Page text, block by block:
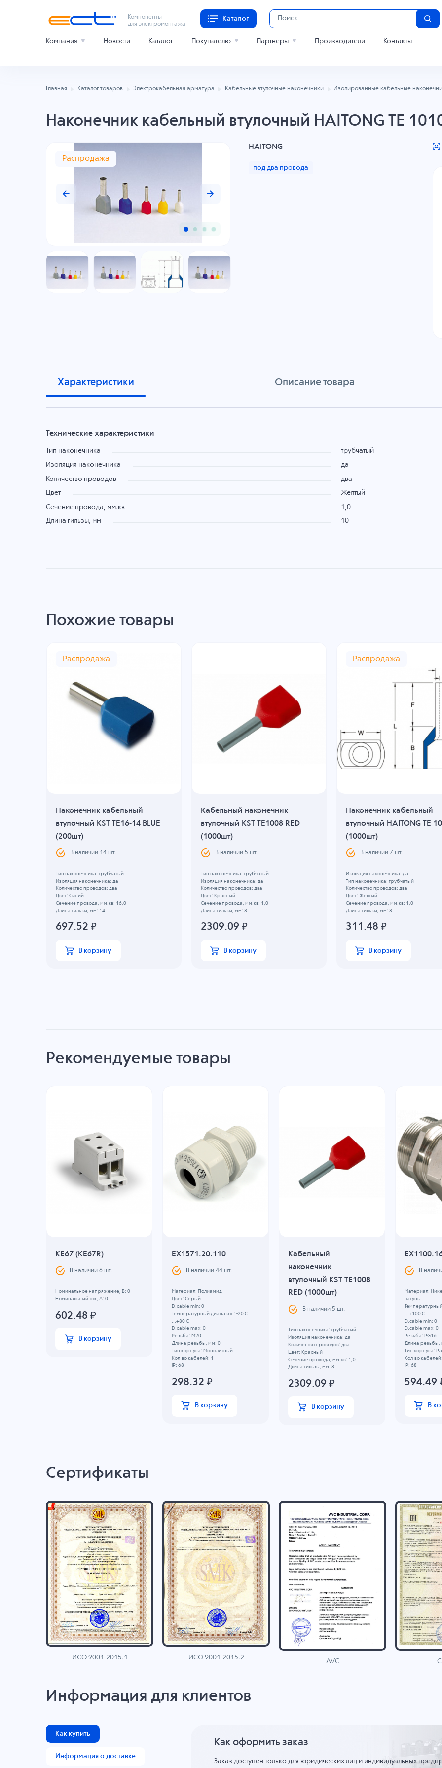
Компоненты
для электромонтажа
Каталог
Компания Новости Каталог Покупателю Партнеры Производители Контакты
Главная Каталог товаров Электрокабельная арматура Кабельные втулочные наконечники Изолированные кабельные
Наконечник кабельный втулочный HAITONG TE
Распродажа
HAITONG
под два провода
Характеристики Описание товара
Технические характеристики
Тип наконечника трубчатый
Изоляция наконечника да
Количество проводов два
Цвет Желтый
Сечение провода, мм.кв 1,0
Длина гильзы, мм 10
Похожие товары
Распродажа
Наконечник кабельный
втулочный KST TE16-14 BLUE
(200шт)
В наличии 14шт.
Тип наконечника: трубчатый
Изоляция наконечника: да
Количество проводов: два
Цвет: Синий
Сечение провода, мм.кв: 16,0
Длина гильзы, мм: 14
697.52 ₽
В корзину
Кабельный наконечник
втулочный KST TE1008 RED
(1000шт)
В наличии 5 шт.
Тип наконечника: трубчатый
Изоляция наконечника: да
Количество проводов: два
Цвет: Красный
Сечение провода, мм.кв: 1,0
Длина гильзы, мм: 8
2309.09 ₽
В корзину
Распродажа
Наконечник кабельный
втулочный HAITONG TE
(1000шт)
В наличии 7 шт.
Изоляция наконечника: да
Тип наконечника: трубчатый
Количество проводов: два
Цвет: Желтый
Сечение провода, мм.кв: 1,0
Длина гильзы, мм: 8
311.48 ₽
В корзину
Рекомендуемые товары
KE67 (KE67R)
В наличии6 шт.
Номинальное напряжение, B: 0
Номинальный ток, А: 0
602.48 ₽
В корзину
EX1571.20.110
В наличии44 шт.
Материал: Полиамид
Цвет: Серый
D.cable min: 0
Температурный диапазон: -20 C
...+80 C
D.cable max: 0
Резьба: M20
Длина резьбы, мм: 0
Тип корпуса: Монолитный
Кол-во кабелей: 1
IP: 68
298.32 ₽
В корзину
Кабельный
наконечник
втулочный KST TE1008
RED (1000шт)
В наличии 5 шт.
Тип наконечника: трубчатый
Изоляция наконечника: да
Количество проводов: два
Цвет: Красный
Сечение провода, мм.кв: 1,0
Длина гильзы, мм: 8
2309.09 ₽
В корзину
В
Материал:
латунь
...+100 C
D.cable min: 0
D.cable max: 0
Резьба: PG16
Длина резьбы,
Тип корпуса:
Кол-во
IP: 68
594.49
В
Сертификаты
ИСО 9001-2015.1 ИСО 9001-2015.2
AVC
Информация для клиентов
Как купить
Информация о доставке
Как оформить заказ
Заказ доступен только для юридических лиц и индивидуальных